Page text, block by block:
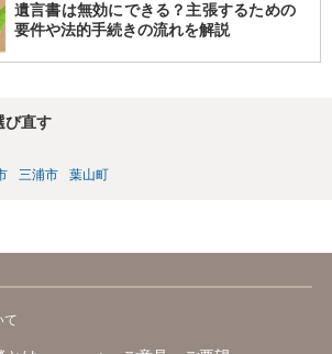
遺言書は無効にできる？主張するための
要件や法的手続きの流れを解説
び直す
三浦市 葉山町
て